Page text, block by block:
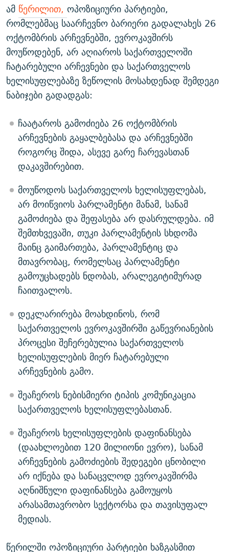
ამ წერილით, ოპოზიციური პარტიები,
რომლებმაც საარჩევნო ბარიერი გადალახეს 26
ოქტომბრის არჩევნებში, ევროკავშირს
მოუწოდებენ, არ აღიაროს საქართველოში
ჩატარებული არჩევნები და საქართველოს
ხელისუფლებაზე ზეწოლის მოსახდენად შემდეგი
ნაბიჯები გადადგას:
ჩაატაროს გამოძიება 26 ოქტომბრის
არჩევნების გაყალბებასა და არჩევნებში
როგორც შიდა, ასევე გარე ჩარევასთან
დაკავშირებით.
მოუწოდოს საქართველოს ხელისუფლებას,
არ მოიწვიოს პარლამენტი მანამ, სანამ
გამოძიება და შეფასება არ დასრულდება. იმ
შემთხვევაში, თუკი პარლამენტის სხდომა
მაინც გაიმართება, პარლამენტიც და
მთავრობაც, რომელსაც პარლამენტი
გამოუცხადებს ნდობას, არალეგიტიმურად
ჩაითვალოს.
დეკლარირება მოახდინოს, რომ
საქართველოს ევროკავშირში გაწევრიანების
პროცესი შეჩერებულია საქართველოს
ხელისუფლების მიერ ჩატარებული
არჩევნების გამო.
შეაჩეროს ნებისმიერი ტიპის კომუნიკაცია
საქართველოს ხელისუფლებასთან.
შეაჩეროს ხელისუფლების დაფინანსება
(დაახლოებით 120 მილიონი ევრო), სანამ
არჩევნების გამოძიების შედეგები ცნობილი
არ იქნება და სანაცვლოდ ევროკავშირმა
აღნიშნული დაფინანსება გამოუყოს
არასამთავრობო სექტორსა და თავისუფალ
მედიას.
წერილში ოპოზიციური პარტიები ხაზგასმით